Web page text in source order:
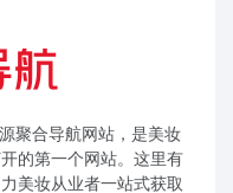
聚合导航网站，是美妆
的第一个网站。这里有
美妆从业者一站式获取